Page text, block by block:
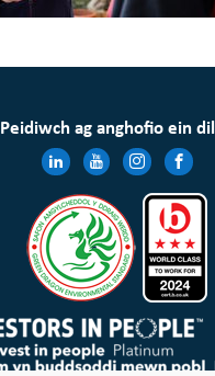
Peidiwch ag anghofio ein